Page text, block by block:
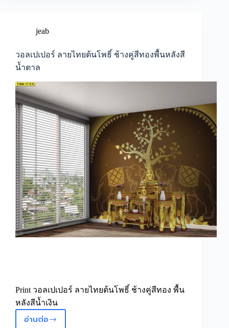
ลาย
เทพพนม
ขาว
ทอง
jeab
วอลเปเปอร์ ลายไทยต้นโพธิ์ ช้างคู่สีทองพื้นหลังสี
น้ำตาล
Print วอลเปเปอร์ ลายไทยต้นโพธิ์ ช้างคู่สีทอง พื้น
หลังสีน้ำเงิน
อ่านต่อวอลเปเปอร์